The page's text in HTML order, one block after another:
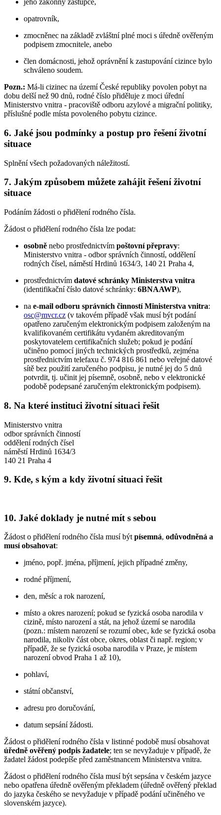
jeho zákonný zástupce,
opatrovník,
zmocněnec na základě zvláštní plné moci s úředně ověřeným
podpisem zmocnitele, anebo
člen domácnosti, jehož oprávnění k zastupování cizince bylo
schváleno soudem.
Pozn.: Má-li cizinec na území České republiky povolen pobyt na
dobu delší než 90 dnů, rodné číslo přiděluje z moci úřední
Ministerstvo vnitra - pracoviště odboru azylové a migrační politiky,
příslušné podle místa povoleného pobytu cizince.
6. Jaké jsou podmínky a postup pro řešení životní
situace
Splnění všech požadovaných náležitostí.
7. Jakým způsobem můžete zahájit řešení životní
situace
Podáním žádosti o přidělení rodného čísla.
Žádost o přidělení rodného čísla lze podat:
osobně nebo prostřednictvím poštovní přepravy:
Ministerstvo vnitra - odbor správních činností, oddělení
rodných čísel, náměstí Hrdinů 1634/3, 140 21 Praha 4,
prostřednictvím datové schránky Ministerstva vnitra
(identifikační číslo datové schránky: 6BNAAWP),
na e-mail odboru správních činností Ministerstva vnitra:
osc@mvcr.cz (v takovém případě však musí být podání
opatřeno zaručeným elektronickým podpisem založeným na
kvalifikovaném certifikátu vydaném akreditovaným
poskytovatelem certifikačních služeb; pokud je podání
učiněno pomocí jiných technických prostředků, zejména
prostřednictvím telefaxu č. 974 816 861 nebo veřejné datové
sítě bez použití zaručeného podpisu, je nutné jej do 5 dnů
potvrdit, tj. učinit jej písemně, osobně, nebo v elektronické
podobě podepsané zaručeným elektronickým podpisem).
8. Na které instituci životní situaci řešit
Ministerstvo vnitra
odbor správních činností
oddělení rodných čísel
náměstí Hrdinů 1634/3
140 21 Praha 4
9. Kde, s kým a kdy životní situaci řešit
10. Jaké doklady je nutné mít s sebou
Žádost o přidělení rodného čísla musí být písemná, odůvodněná a
musí obsahovat:
jméno, popř. jména, příjmení, jejich případné změny,
rodné příjmení,
den, měsíc a rok narození,
místo a okres narození; pokud se fyzická osoba narodila v
cizině, místo narození a stát, na jehož území se narodila
(pozn.: místem narození se rozumí obec, kde se fyzická osoba
narodila, nikoliv část obce, okres, oblast či např. region; v
případě, že se fyzická osoba narodila v Praze, je místem
narození obvod Praha 1 až 10),
pohlaví,
státní občanství,
adresu pro doručování,
datum sepsání žádosti.
Žádost o přidělení rodného čísla v listinné podobě musí obsahovat
úředně ověřený podpis žadatele; ten se nevyžaduje v případě, že
žadatel žádost podepíše před zaměstnancem Ministerstva vnitra.
Žádost o přidělení rodného čísla musí být sepsána v českém jazyce
nebo opatřena úředně ověřeným překladem (úředně ověřený překlad
do jazyka českého se nevyžaduje v případě podání učiněného ve
slovenském jazyce).